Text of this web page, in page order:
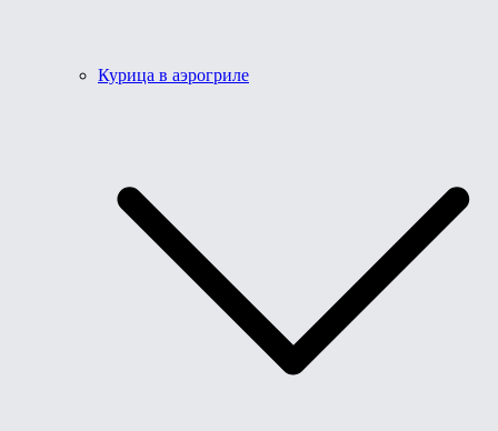
Курица в аэрогриле